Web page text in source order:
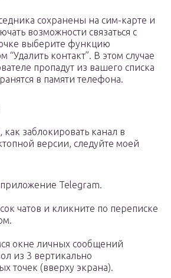
сохранены на сим-карте и
возможности связаться с
выберите функцию
“Удалить контакт”. В этом случае
пропадут из вашего списка
в памяти телефона.
как заблокировать канал в
версии, следуйте моей
Telegram.
чатов и кликните по переписке
окне личных сообщений
из 3 вертикально
точек (вверху экрана).